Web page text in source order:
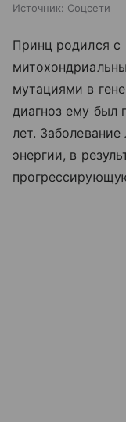
Источник: Соцсети
Принц родился с
мутациями в
диагноз ему был
лет.
энергии, в